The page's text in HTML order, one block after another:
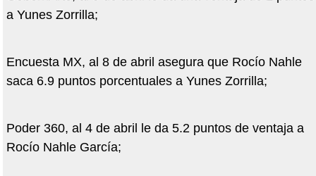
a Yunes Zorrilla;
Encuesta MX, al 8 de abril asegura que Rocío Nahle
saca 6.9 puntos porcentuales a Yunes Zorrilla;
Poder 360, al 4 de abril le da 5.2 puntos de ventaja a
Rocío Nahle García;